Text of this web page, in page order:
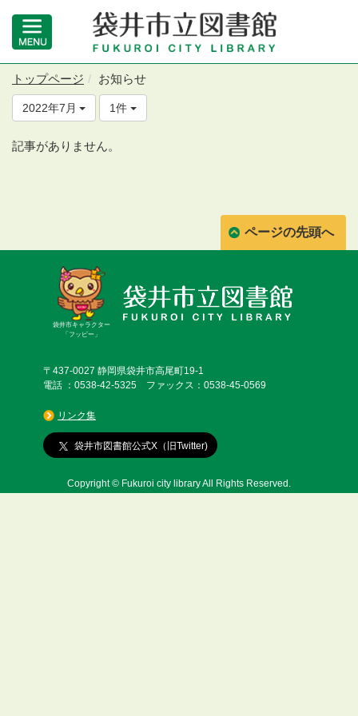
トップページ お知らせ
2022年7月 1件
記事がありません。
ページの先頭へ
袋井市キャラクター
「フッピー」
〒437-0027 静岡県袋井市高尾町19-1
電話 ：0538-42-5325 ファックス：0538-45-0569
リンク集
袋井市図書館公式X（旧Twitter)
Copyright © Fukuroi city library All Rights Reserved.